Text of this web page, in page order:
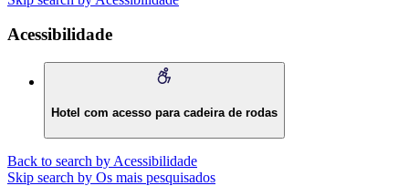
Acessibilidade
Hotel com acesso para cadeira de rodas
Back to search by Acessibilidade
Skip search by Os mais pesquisados